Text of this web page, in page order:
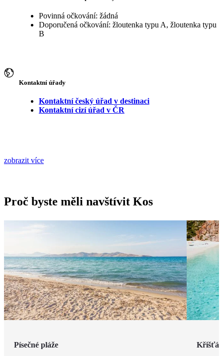
Povinná očkování: žádná
Doporučená očkování: žloutenka typu A, žloutenka typu
B
Kontaktní úřady
Kontaktní český úřad v destinaci
Kontaktní cizí úřad v ČR
zobrazit více
Proč byste měli navštívit Kos
Písečné pláže